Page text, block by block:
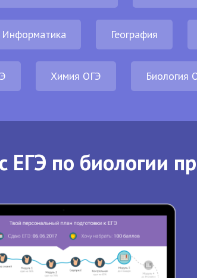
Информатика География
Химия ОГЭ Биология
ЕГЭ по биологии